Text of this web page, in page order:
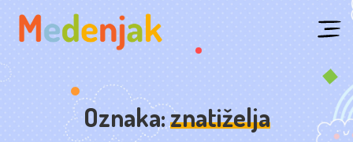
Skip
Oznaka:znatiželja